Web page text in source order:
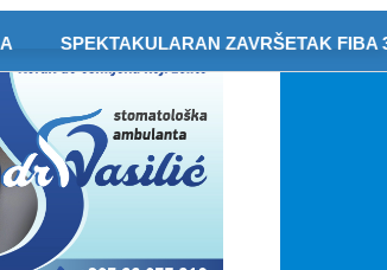
SPEKTAKULARAN ZAVRŠETAK FIBA 3×3